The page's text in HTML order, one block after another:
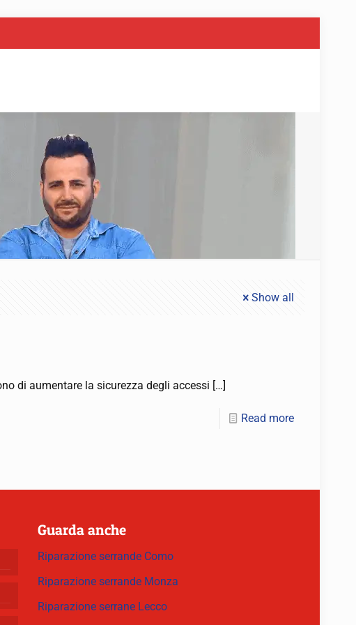
Show all
di aumentare la sicurezza degli accessi […]
Read more
Guarda anche
Riparazione serrande Como
Riparazione serrande Monza
Riparazione serrane Lecco